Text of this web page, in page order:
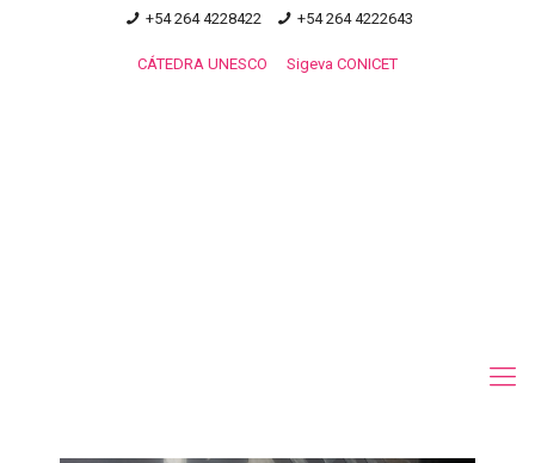
+54 264 4228422 +54 264 4222643
CÁTEDRA UNESCO Sigeva CONICET